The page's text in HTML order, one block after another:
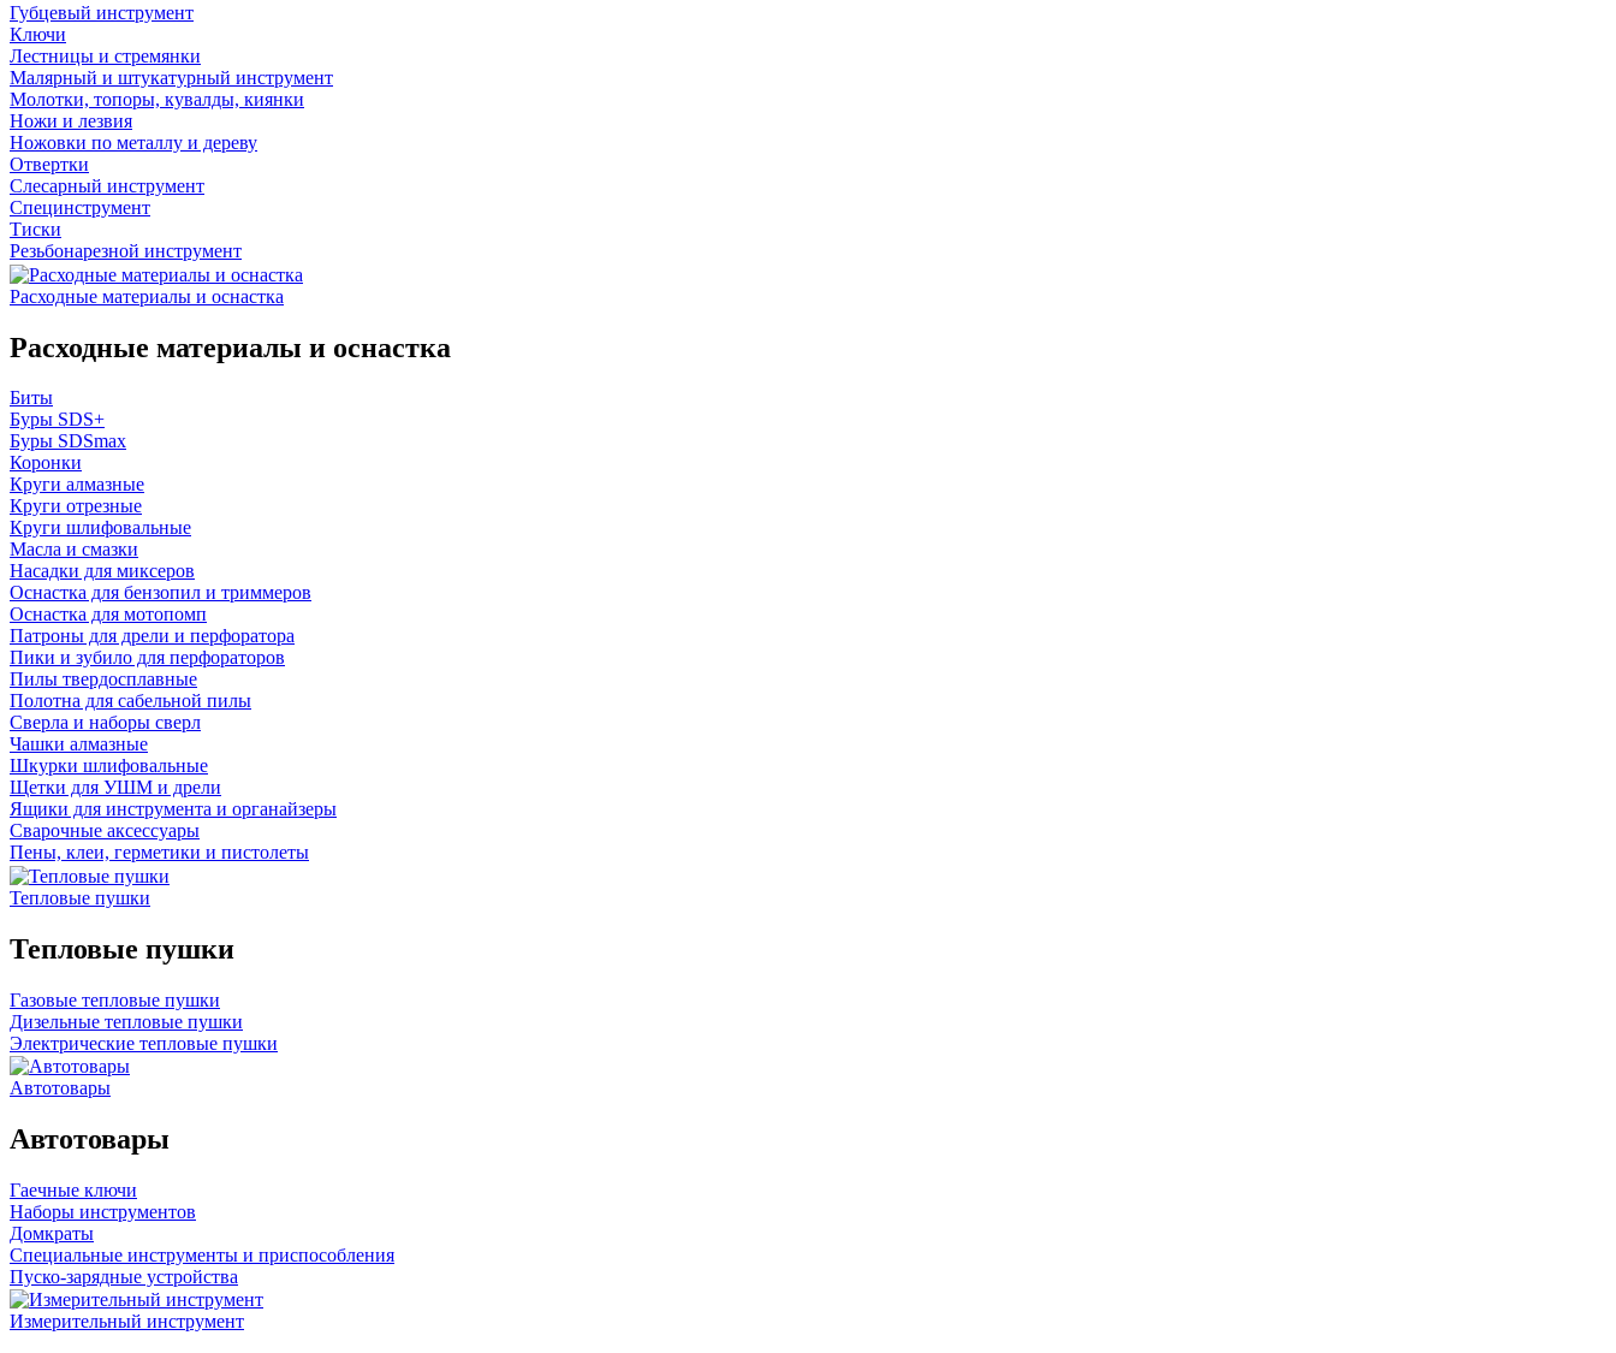
Губцевый инструмент
Ключи
Лестницы и стремянки
Малярный и штукатурный инструмент
Молотки, топоры, кувалды, киянки
Ножи и лезвия
Ножовки по металлу и дереву
Отвертки
Слесарный инструмент
Специнструмент
Тиски
Резьбонарезной инструмент
Расходные материалы и оснастка
Расходные материалы и оснастка
Биты
Буры SDS+
Буры SDSmax
Коронки
Круги алмазные
Круги отрезные
Круги шлифовальные
Масла и смазки
Насадки для миксеров
Оснастка для бензопил и триммеров
Оснастка для мотопомп
Патроны для дрели и перфоратора
Пики и зубило для перфораторов
Пилы твердосплавные
Полотна для сабельной пилы
Сверла и наборы сверл
Чашки алмазные
Шкурки шлифовальные
Щетки для УШМ и дрели
Ящики для инструмента и органайзеры
Сварочные аксессуары
Пены, клеи, герметики и пистолеты
Тепловые пушки
Тепловые пушки
Газовые тепловые пушки
Дизельные тепловые пушки
Электрические тепловые пушки
Автотовары
Автотовары
Гаечные ключи
Наборы инструментов
Домкраты
Специальные инструменты и приспособления
Пуско-зарядные устройства
Измерительный инструмент